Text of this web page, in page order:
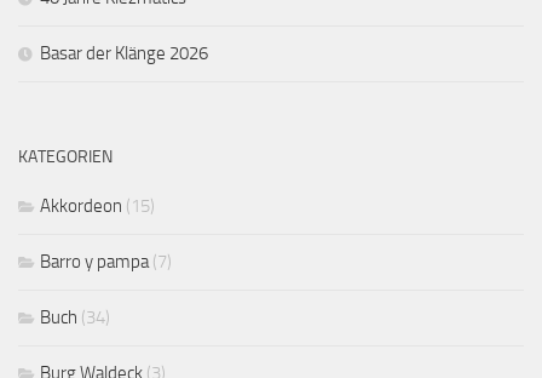
Basar der Klänge 2026
KATEGORIEN
Akkordeon (15)
Barro y pampa (7)
Buch (34)
Burg Waldeck (3)